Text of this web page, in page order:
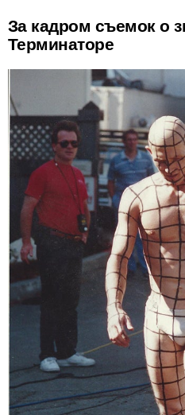
За кадром съемок о
Терминаторе